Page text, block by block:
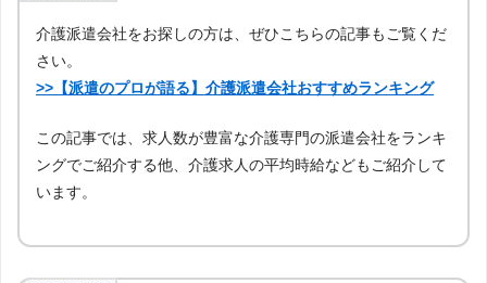
介護派遣会社をお探しの方は、ぜひこちらの記事もご覧くだ
さい。
>>【派遣のプロが語る】介護派遣会社おすすめランキング
この記事では、求人数が豊富な介護専門の派遣会社をランキ
ングでご紹介する他、介護求人の平均時給などもご紹介して
います。